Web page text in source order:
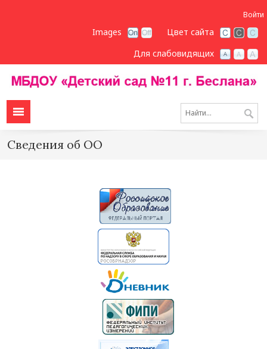
Войти
Цвет сайта
Images
Для слабовидящих
Сведения об ОО